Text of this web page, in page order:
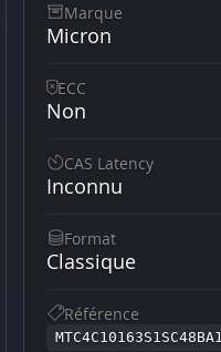
Marque
Micron
ECC
Non
CAS Latency
Inconnu
Format
Classique
Référence
MTC4C10163S1SC48BA1